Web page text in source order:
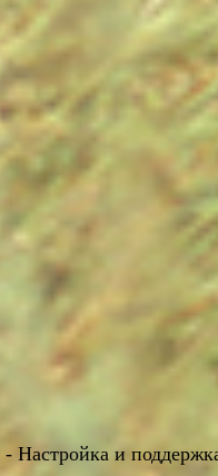
- Настройка и